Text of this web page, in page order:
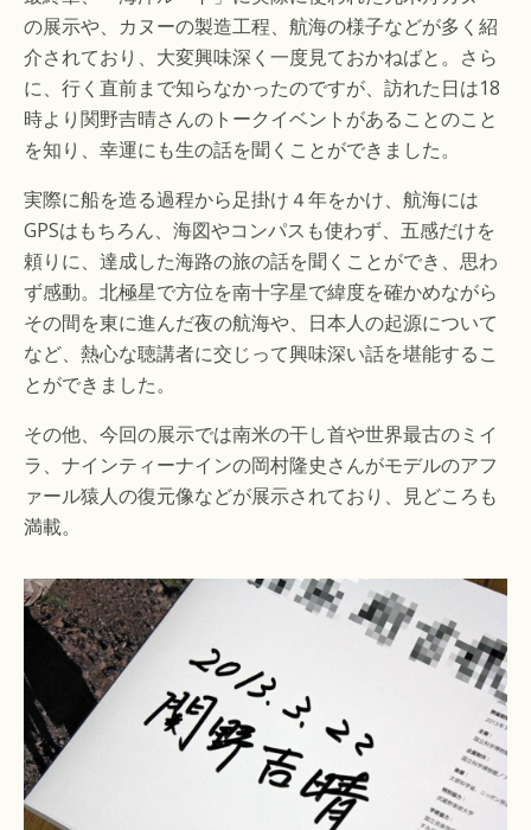
の展示や、カヌーの製造工程、航海の様子などが多く紹
介されており、大変興味深く一度見ておかねばと。さら
に、行く直前まで知らなかったのですが、訪れた日は18
時より関野吉晴さんのトークイベントがあることのこと
を知り、幸運にも生の話を聞くことができました。
実際に船を造る過程から足掛け４年をかけ、航海には
GPSはもちろん、海図やコンパスも使わず、五感だけを
頼りに、達成した海路の旅の話を聞くことができ、思わ
ず感動。北極星で方位を南十字星で緯度を確かめながら
その間を東に進んだ夜の航海や、日本人の起源について
など、熱心な聴講者に交じって興味深い話を堪能するこ
とができました。
その他、今回の展示では南米の干し首や世界最古のミイ
ラ、ナインティーナインの岡村隆史さんがモデルのアフ
ァール猿人の復元像などが展示されており、見どころも
満載。